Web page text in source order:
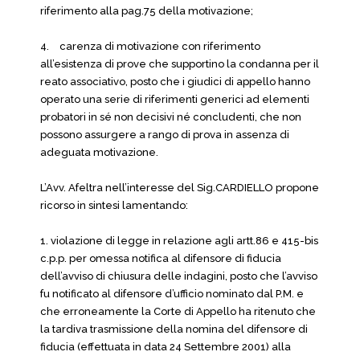
riferimento alla pag.75 della motivazione;
4.
carenza di motivazione con riferimento
all’esistenza di prove che supportino la condanna per il
reato associativo, posto che i giudici di appello hanno
operato una serie di riferimenti generici ad elementi
probatori in sé non decisivi né concludenti, che non
possono assurgere a rango di prova in assenza di
adeguata motivazione.
L’Avv. Afeltra nell’interesse del Sig.CARDIELLO propone
ricorso in sintesi lamentando:
1. violazione di legge in relazione agli artt.86 e 415-bis
c.p.p. per omessa notifica al difensore di fiducia
dell’avviso di chiusura delle indagini, posto che l’avviso
fu notificato al difensore d’ufficio nominato dal P.M. e
che erroneamente la Corte di Appello ha ritenuto che
la tardiva trasmissione della nomina del difensore di
fiducia (effettuata in data 24 Settembre 2001) alla